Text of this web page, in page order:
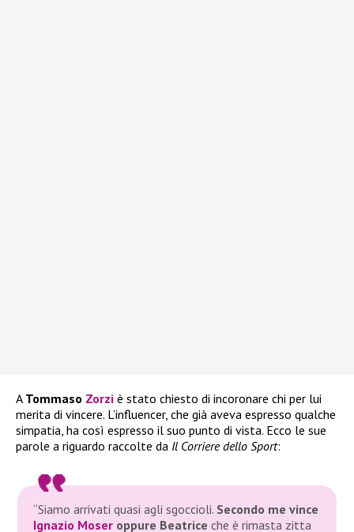
A Tommaso Zorzi è stato chiesto di incoronare chi per lui
merita di vincere. L’influencer, che già aveva espresso qualche
simpatia, ha così espresso il suo punto di vista. Ecco le sue
parole a riguardo raccolte da Il Corriere dello Sport:
“Siamo arrivati quasi agli sgoccioli. Secondo me vince
Ignazio Moser oppure Beatrice che è rimasta zitta